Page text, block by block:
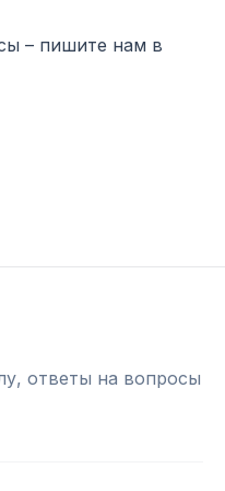
– пишите нам в
ответы на вопросы